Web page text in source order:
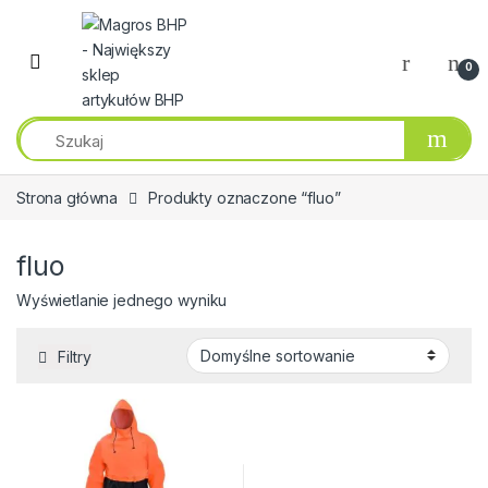
Przejdź do nawigacji
Przeskocz do treści
0
Strona główna Produkty oznaczone “fluo”
fluo
Wyświetlanie jednego wyniku
Filtry